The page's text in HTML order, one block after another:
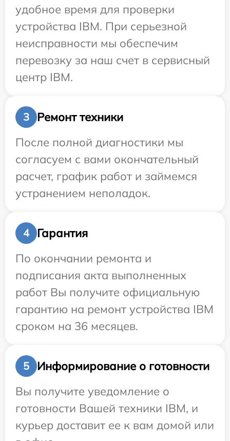
удобное время для проверки
устройства IBM. При серьезной
неисправности мы обеспечим
перевозку за наш счет в сервисный
центр IBM.
3
Ремонт техники
После полной диагностики мы
согласуем с вами окончательный
расчет, график работ и займемся
устранением неполадок.
4
Гарантия
По окончании ремонта и
подписания акта выполненных
работ Вы получите официальную
гарантию на ремонт устройства IBM
сроком на 36 месяцев.
5
Информирование о готовности
Вы получите уведомление о
готовности Вашей техники IBM, и
курьер доставит ее к вам домой или